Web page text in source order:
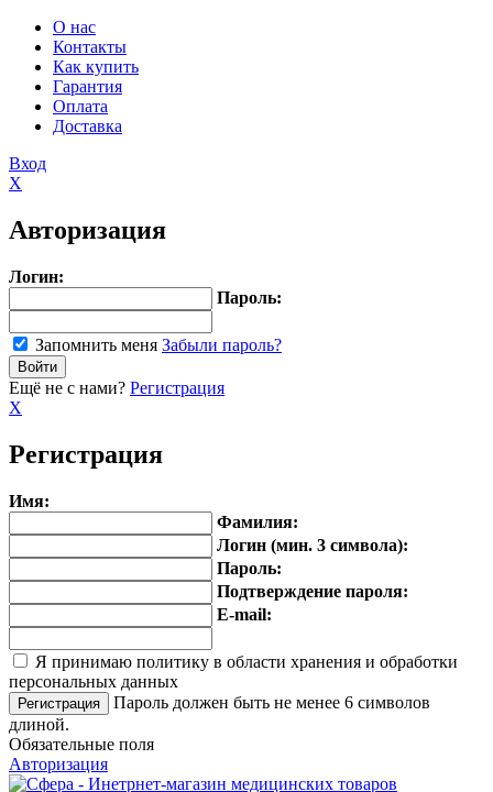
О нас
Контакты
Как купить
Гарантия
Оплата
Доставка
Вход
X
Авторизация
Логин:
Пароль:
Запомнить меня Забыли пароль?
Ещё не с нами? Регистрация
X
Регистрация
Имя:
Фамилия:
Логин (мин. 3 символа):
Пароль:
Подтверждение пароля:
E-mail:
Я принимаю политику в области хранения и обработки
персональных данных
Пароль должен быть не менее 6 символов
длиной.
Обязательные поля
Авторизация